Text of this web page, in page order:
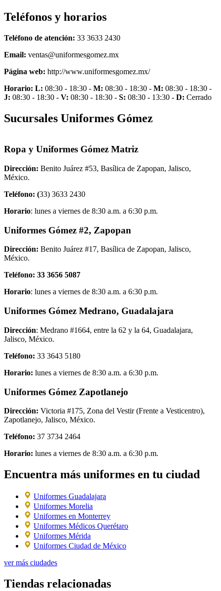
Teléfonos y horarios
Teléfono de atención: 33 3633 2430
Email: ventas@uniformesgomez.mx
Página web: http://www.uniformesgomez.mx/
Horario: L: 08:30 - 18:30 - M: 08:30 - 18:30 - M: 08:30 - 18:30 -
J: 08:30 - 18:30 - V: 08:30 - 18:30 - S: 08:30 - 13:30 - D: Cerrado
Sucursales Uniformes Gómez
Ropa y Uniformes Gómez Matriz
Dirección: Benito Juárez #53, Basílica de Zapopan, Jalisco,
México.
Teléfono: (33) 3633 2430
Horario: lunes a viernes de 8:30 a.m. a 6:30 p.m.
Uniformes Gómez #2, Zapopan
Dirección: Benito Juárez #17, Basílica de Zapopan, Jalisco,
México.
Teléfono: 33 3656 5087
Horario: lunes a viernes de 8:30 a.m. a 6:30 p.m.
Uniformes Gómez Medrano, Guadalajara
Dirección: Medrano #1664, entre la 62 y la 64, Guadalajara,
Jalisco, México.
Teléfono: 33 3643 5180
Horario: lunes a viernes de 8:30 a.m. a 6:30 p.m.
Uniformes Gómez Zapotlanejo
Dirección: Victoria #175, Zona del Vestir (Frente a Vesticentro),
Zapotlanejo, Jalisco, México.
Teléfono: 37 3734 2464
Horario: lunes a viernes de 8:30 a.m. a 6:30 p.m.
Encuentra más uniformes en tu ciudad
Uniformes Guadalajara
Uniformes Morelia
Uniformes en Monterrey
Uniformes Médicos Querétaro
Uniformes Mérida
Uniformes Ciudad de México
ver más ciudades
Tiendas relacionadas